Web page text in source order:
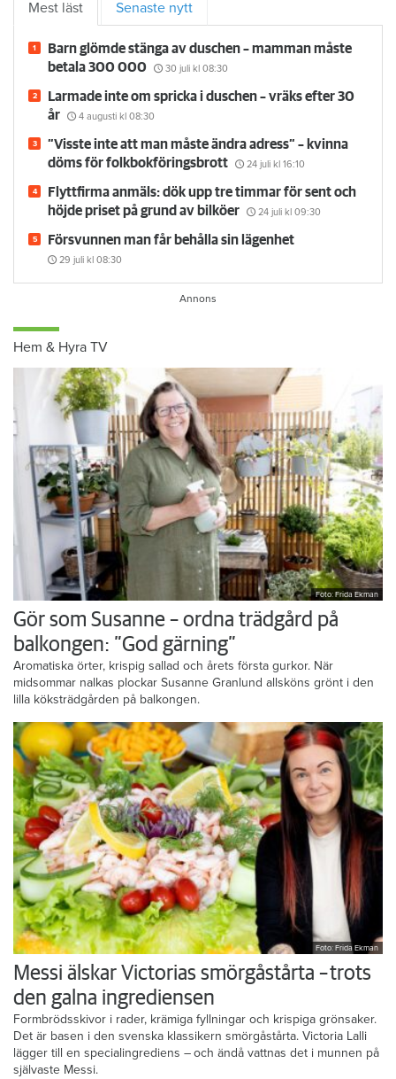
Mest läst Senaste nytt
Barn glömde stänga av duschen – mamman måste
betala 300 000
30 juli kl 08:30
Larmade inte om spricka i duschen – vräks efter 30
år
4 augusti kl 08:30
”Visste inte att man måste ändra adress” – kvinna
döms för folkbokföringsbrott
24 juli kl 16:10
Flyttfirma anmäls: dök upp tre timmar för sent och
höjde priset på grund av bilköer
24 juli kl 09:30
Försvunnen man får behålla sin lägenhet
29 juli kl 08:30
Hem & Hyra TV
Foto: Frida Ekman
Gör som Susanne – ordna trädgård på
balkongen: ”God gärning”
Aromatiska örter, krispig sallad och årets första gurkor. När
midsommar nalkas plockar Susanne Granlund allsköns grönt i den
lilla köksträdgården på balkongen.
Foto: Frida Ekman
Messi älskar Victorias smörgåstårta – trots
den galna ingrediensen
Formbrödsskivor i rader, krämiga fyllningar och krispiga grönsaker.
Det är basen i den svenska klassikern smörgåstårta. Victoria Lalli
lägger till en specialingrediens – och ändå vattnas det i munnen på
självaste Messi.